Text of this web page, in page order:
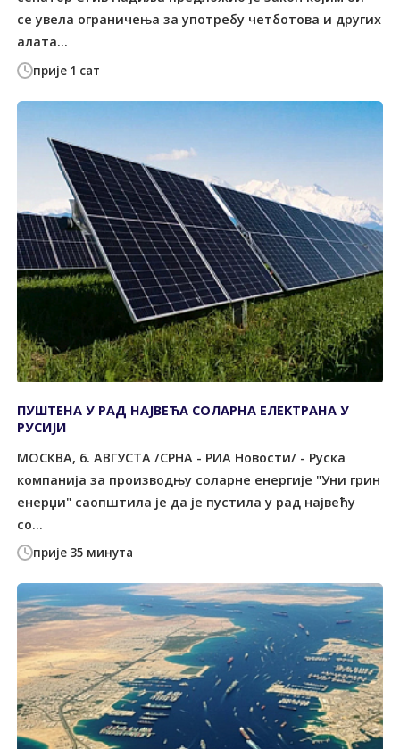
прије 1 сат
се увела ограничења за употребу четботова и других
алата...
прије 35 минута
ПУШТЕНА У РАД НАЈВЕЋА СОЛАРНА ЕЛЕКТРАНА У
РУСИЈИ
МОСКВА, 6. АВГУСТА /СРНА - РИА Новости/ - Руска
компанија за производњу соларне енергије "Уни грин
енерџи" саопштила је да је пустила у рад највећу
со...